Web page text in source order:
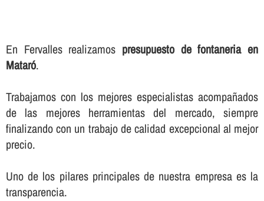
En Fervalles realizamos presupuesto de fontaneria en
Mataró.
Trabajamos con los mejores especialistas acompañados
de las mejores herramientas del mercado, siempre
finalizando con un trabajo de calidad excepcional al mejor
precio.
Uno de los pilares principales de nuestra empresa es la
transparencia.